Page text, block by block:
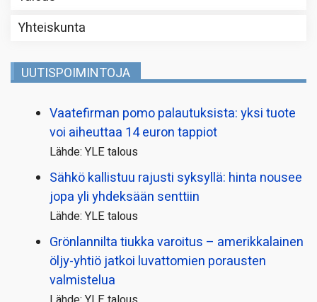
Yhteiskunta
UUTISPOIMINTOJA
Vaatefirman pomo palautuksista: yksi tuote
voi aiheuttaa 14 euron tappiot
Lähde: YLE talous
Sähkö kallistuu rajusti syksyllä: hinta nousee
jopa yli yhdeksään senttiin
Lähde: YLE talous
Grönlannilta tiukka varoitus – amerikkalainen
öljy-yhtiö jatkoi luvattomien porausten
valmistelua